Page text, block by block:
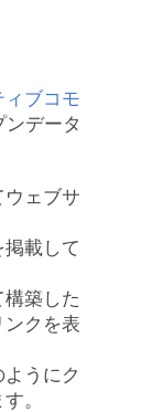
ィブコモ
データ
ェブサ
載して
築した
クを表
うにク
。